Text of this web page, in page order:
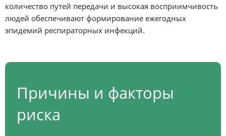
количество путей передачи и высокая восприимчивость
людей обеспечивают формирование ежегодных
эпидемий респираторных инфекций.
Причины и факторы
риска